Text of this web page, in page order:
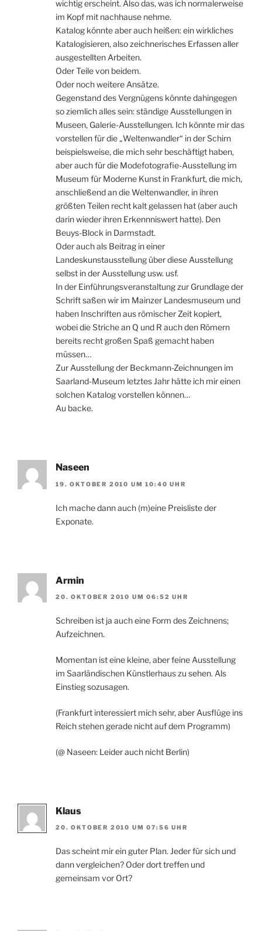
wichtig erscheint. Also das, was ich normalerweise
im Kopf mit nachhause nehme.
Katalog könnte aber auch heißen: ein wirkliches
Katalogisieren, also zeichnerisches Erfassen aller
ausgestellten Arbeiten.
Oder Teile von beidem.
Oder noch weitere Ansätze.
Gegenstand des Vergnügens könnte dahingegen
so ziemlich alles sein: ständige Ausstellungen in
Museen, Galerie-Ausstellungen. Ich könnte mir das
vorstellen für die „Weltenwandler“ in der Schirn
beispielsweise, die mich sehr beschäftigt haben,
aber auch für die Modefotografie-Ausstellung im
Museum für Moderne Kunst in Frankfurt, die mich,
anschließend an die Weltenwandler, in ihren
größten Teilen recht kalt gelassen hat (aber auch
darin wieder ihren Erkennniswert hatte). Den
Beuys-Block in Darmstadt.
Oder auch als Beitrag in einer
Landeskunstausstellung über diese Ausstellung
selbst in der Ausstellung usw. usf.
In der Einführungsveranstaltung zur Grundlage der
Schrift saßen wir im Mainzer Landesmuseum und
haben Inschriften aus römischer Zeit kopiert,
wobei die Striche an Q und R auch den Römern
bereits recht großen Spaß gemacht haben
müssen…
Zur Ausstellung der Beckmann-Zeichnungen im
Saarland-Museum letztes Jahr hätte ich mir einen
solchen Katalog vorstellen können…
Au backe.
Naseen
19. OKTOBER 2010 UM 10:40 UHR
Ich mache dann auch (m)eine Preisliste der
Exponate.
Armin
20. OKTOBER 2010 UM 06:52 UHR
Schreiben ist ja auch eine Form des Zeichnens;
Aufzeichnen.
Momentan ist eine kleine, aber feine Ausstellung
im Saarländischen Künstlerhaus zu sehen. Als
Einstieg sozusagen.
(Frankfurt interessiert mich sehr, aber Ausflüge ins
Reich stehen gerade nicht auf dem Programm)
(@ Naseen: Leider auch nicht Berlin)
Klaus
20. OKTOBER 2010 UM 07:56 UHR
Das scheint mir ein guter Plan. Jeder für sich und
dann vergleichen? Oder dort treffen und
gemeinsam vor Ort?